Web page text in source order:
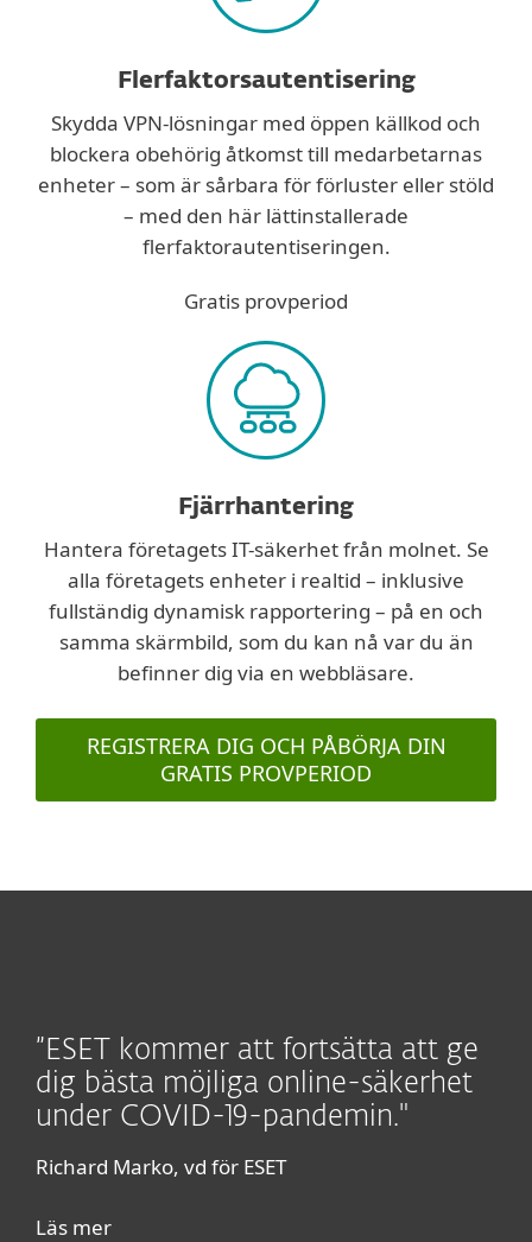
Flerfaktorsautentisering
Skydda VPN-lösningar med öppen källkod och
blockera obehörig åtkomst till medarbetarnas
enheter – som är sårbara för förluster eller stöld
– med den här lättinstallerade
flerfaktorautentiseringen.
Gratis provperiod
Fjärrhantering
Hantera företagets IT-säkerhet från molnet. Se
alla företagets enheter i realtid – inklusive
fullständig dynamisk rapportering – på en och
samma skärmbild, som du kan nå var du än
befinner dig via en webbläsare.
REGISTRERA DIG OCH PÅBÖRJA DIN
GRATIS PROVPERIOD
”ESET kommer att fortsätta att ge
dig bästa möjliga online-säkerhet
under COVID-19-pandemin."
Richard Marko, vd för ESET
Läs mer